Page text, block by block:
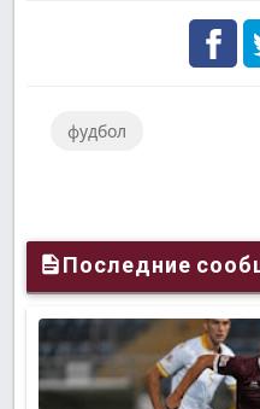
фудбол
Последние